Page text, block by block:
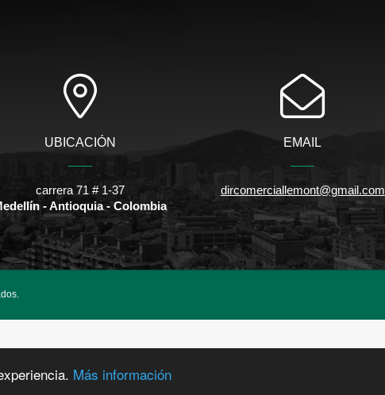
Más información
UBICACIÓN
carrera 71 # 1-37
- Antioquia - Colombia
EMAIL
dircomerciallemont@gmail.com